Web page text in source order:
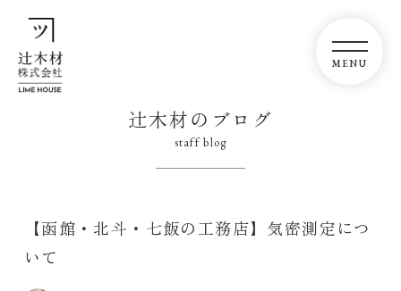
辻木材のブログ
staff blog
【函館・北斗・七飯の工務店】気密測定につ
いて